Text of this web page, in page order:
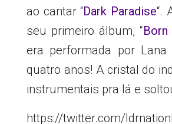
ao cantar “Dark Paradise“.
seu primeiro álbum, “
era performada por
quatro anos! A cristal do
instrumentais pra lá e
https://twitter.com/